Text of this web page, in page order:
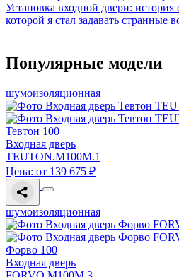
Установка входной двери:
которой я стал задавать странные
Популярные модели
шумоизоляционная
Тевтон 100
Входная дверь
TEUTON.M100M.1
Цена: от 139 675 ₽
шумоизоляционная
Форво 100
Входная дверь